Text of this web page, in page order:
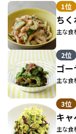
1位
ち
主な食
2位
ゴ
主な食
3位
キ
主な食